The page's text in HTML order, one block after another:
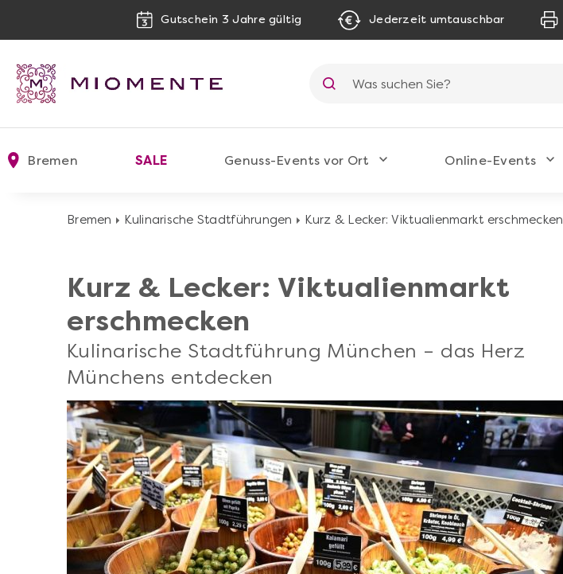
Gutschein 3 Jahre gültig Jederzeit umtauschbar
Bremen SALE Genuss-Events vor Ort Online-Events
Bremen Kulinarische Stadtführungen Kurz & Lecker: Viktualienmarkt erschmecken
Kurz & Lecker: Viktualienmarkt
erschmecken
Kulinarische Stadtführung München – das Herz
Münchens entdecken